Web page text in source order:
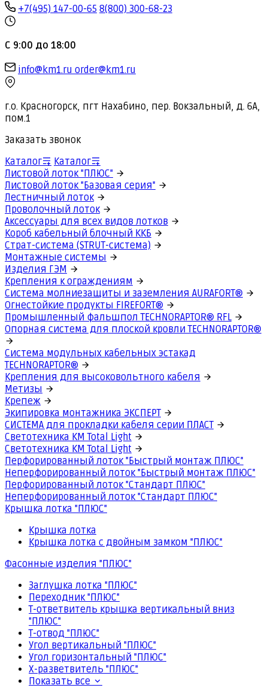
+7(495) 147-00-65 8(800) 300-68-23
С 9:00 до 18:00
info@km1.ru order@km1.ru
г.о. Красногорск, пгт Нахабино, пер. Вокзальный, д. 6А,
пом.1
Заказать звонок
Каталог
Каталог
Листовой лоток "ПЛЮС"
Листовой лоток "Базовая серия"
Лестничный лоток
Проволочный лоток
Аксессуары для всех видов лотков
Короб кабельный блочный ККБ
Страт-система (STRUT-система)
Монтажные системы
Изделия ГЭМ
Крепления к ограждениям
Система молниезащиты и заземления AURAFORT®
Огнестойкие продукты FIREFORT®
Промышленный фальшпол TECHNORAPTOR® RFL
Опорная система для плоской кровли TECHNORAPTOR®
Система модульных кабельных эстакад
TECHNORAPTOR®
Крепления для высоковольтного кабеля
Метизы
Крепеж
Экипировка монтажника ЭКСПЕРТ
СИСТЕМА для прокладки кабеля серии ПЛАСТ
Светотехника КМ Total Light
Светотехника КМ Total Light
Перфорированный лоток "Быстрый монтаж ПЛЮС"
Неперфорированный лоток "Быстрый монтаж ПЛЮС"
Перфорированный лоток "Стандарт ПЛЮС"
Неперфорированный лоток "Стандарт ПЛЮС"
Крышка лотка "ПЛЮС"
Крышка лотка
Крышка лотка с двойным замком "ПЛЮС"
Фасонные изделия "ПЛЮС"
Заглушка лотка "ПЛЮС"
Переходник "ПЛЮС"
Т-ответвитель крышка вертикальный вниз
"ПЛЮС"
Т-отвод "ПЛЮС"
Угол вертикальный "ПЛЮС"
Угол горизонтальный "ПЛЮС"
Х-разветвитель "ПЛЮС"
Показать все